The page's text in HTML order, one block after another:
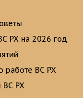
РХ на 2026 год
работе ВС РХ
ВС РХ